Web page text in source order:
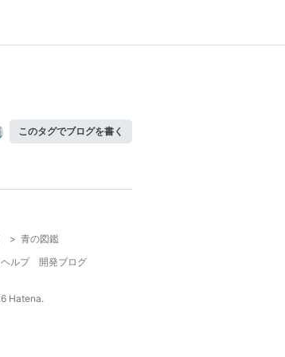
このタグでブログを書く
> 青の図鑑
ヘルプ
開発ブログ
Hatena.